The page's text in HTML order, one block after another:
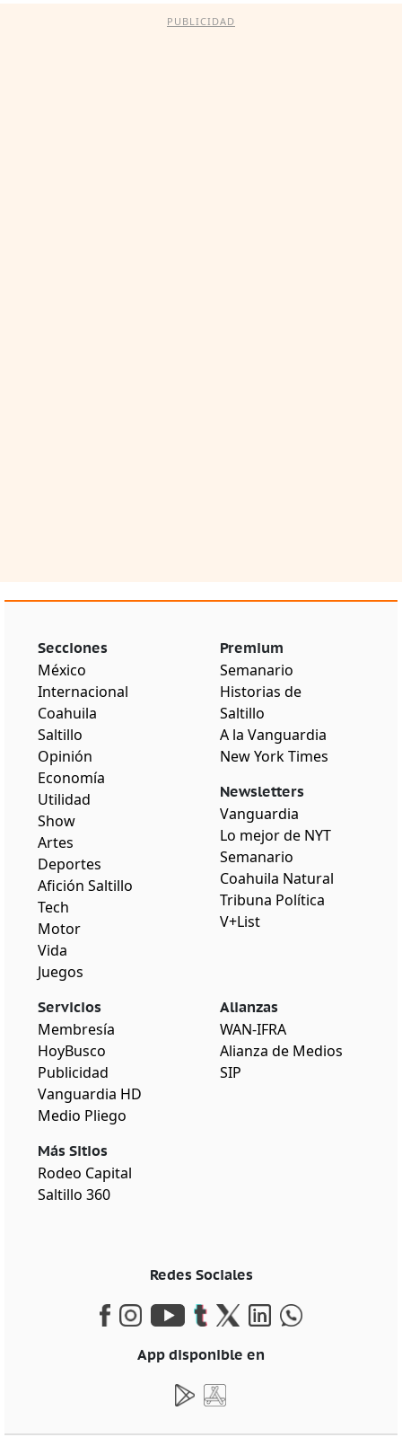
PUBLICIDAD
Secciones
México
Internacional
Coahuila
Saltillo
Opinión
Economía
Utilidad
Show
Artes
Deportes
Afición Saltillo
Tech
Motor
Vida
Juegos
Premium
Semanario
Historias de
Saltillo
A la Vanguardia
New York Times
Newsletters
Vanguardia
Lo mejor de NYT
Semanario
Coahuila Natural
Tribuna Política
V+List
Servicios
Membresía
HoyBusco
Publicidad
Vanguardia HD
Medio Pliego
Más Sitios
Rodeo Capital
Saltillo 360
Alianzas
WAN-IFRA
Alianza de Medios
SIP
Redes Sociales
App disponible en